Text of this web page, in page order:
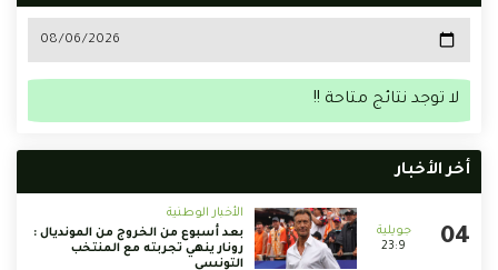
لا توجد نتائج متاحة !!
أخر الأخبار
23:9
الأخبار الوطنية
بعد أسبوع من الخروج من المونديال :
رونار ينهي تجربته مع المنتخب
التونسي